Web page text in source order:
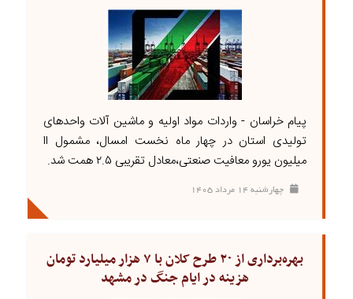
پیام خراسان - واردات مواد اولیه و ماشین آلات واحد‌های
تولیدی استان در چهار ماه نخست امسال، مشمول اا
میلیون یورو معافیت صنعتی،معادل تقریبی ۲.۵ همت شد.
چهارشنبه ۱۴ مرداد ۱۴۰۵
بهره‌برداری از ۲۰ طرح کلان‌ با ۷ هزار میلیارد تومان
هزینه در ایام جنگ در مشهد